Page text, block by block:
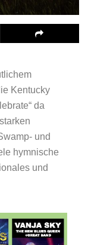
Kentucky
da
und
hymnische
und